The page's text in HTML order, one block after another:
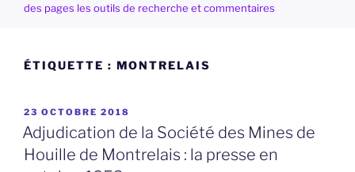
des pages les outils de recherche et commentaires
ÉTIQUETTE : MONTRELAIS
PUBLIÉ
LE
23 OCTOBRE 2018
Adjudication de la Société des Mines de
Houille de Montrelais : la presse en